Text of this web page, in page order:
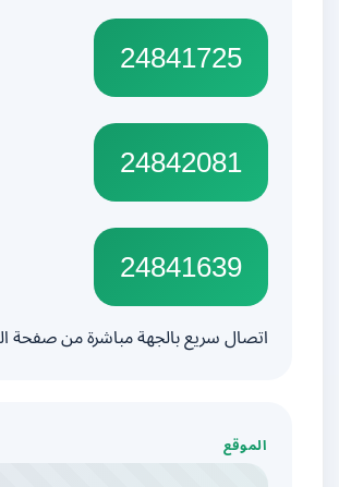
24841725
24842081
24841639
اتصال سريع بالجهة مباشرة من صفحة الدليل.
الموقع